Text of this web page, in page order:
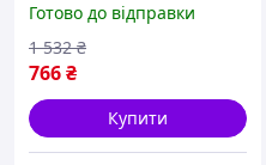
телевізора стельове, код
6889E
Готово до відправки
766₴
1 532 ₴
Купити